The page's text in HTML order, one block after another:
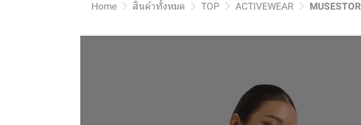
Home สินค้าทั้งหมด TOP ACTIVEWEAR